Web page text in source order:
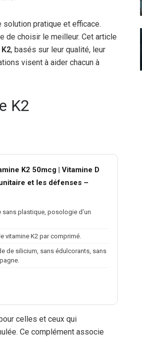
solution pratique et efficace.
de choisir le meilleur. Cet article
, basés sur leur qualité, leur
visent à aider chacun à
K2
K2 50mcg | Vitamine D
et les défenses –
plastique, posologie d’un
vitamine K2 par comprimé.
de silicium, sans édulcorants, sans
celles et ceux qui
Ce complément associe